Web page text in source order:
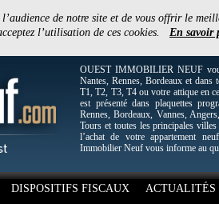
de notre site et de vous offrir le
l’utilisation de ces cookies. En savoir
OUEST IMMOBILIER NEUF
Nantes, Rennes, Bordeaux et
T1, T2, T3, T4 ou votre attique en
est présenté dans plaquettes
Rennes, Bordeaux, Vannes,
Tours et toutes les principales
l’achat de votre appartement
Immobilier Neuf vous informe au
DISPOSITIFS FISCAUX ACTUALITÉS